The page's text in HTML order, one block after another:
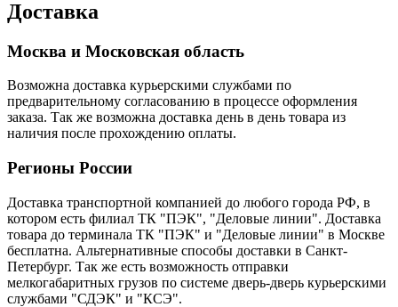
Доставка
Москва и Московская область
Возможна доставка курьерскими службами по
предварительному согласованию в процессе оформления
заказа. Так же возможна доставка день в день товара из
наличия после прохождению оплаты.
Регионы России
Доставка транспортной компанией до любого города РФ, в
котором есть филиал ТК "ПЭК", "Деловые линии". Доставка
товара до терминала ТК "ПЭК" и "Деловые линии" в Москве
бесплатна. Альтернативные способы доставки в Санкт-
Петербург. Так же есть возможность отправки
мелкогабаритных грузов по системе дверь-дверь курьерскими
службами "СДЭК" и "КСЭ".